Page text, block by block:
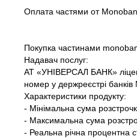
Оплата частями от
Покупка частинами
Надавач послуг:
АТ «УНІВЕРСАЛ БАНК»
номер у держреєстрі банків
Характеристики продукту:
- Мінімальна сума
- Максимальна сума
- Реальна річна процентна